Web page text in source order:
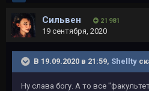
Сильвен 21 981
19 сентября, 2020
В 19.09.2020 в 21:59, Shellty
Ну слава богу. А то все